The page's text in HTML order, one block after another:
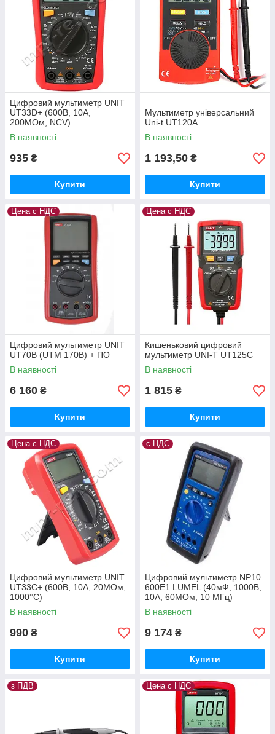
Цифровий мультиметр UNIT
UT33D+ (600В, 10А,
200МОм, NCV)
В наявності
935 ₴
Купити
Мультиметр універсальний
Uni-t UT120A
В наявності
1 193,50 ₴
Купити
Цена с НДС
Цифровий мультиметр UNIT
UT70B (UTM 170B) + ПО
В наявності
6 160 ₴
Купити
Цена с НДС
Кишеньковий цифровий
мультиметр UNI-T UT125C
В наявності
1 815 ₴
Купити
Цена с НДС
Цифровий мультиметр UNIT
UT33C+ (600В, 10А, 20МОм,
1000°C)
В наявності
990 ₴
Купити
с НДС
Цифровий мультиметр NP10
600E1 LUMEL (40мФ, 1000В,
10А, 60МОм, 10 МГц)
Польща з ПДВ
В наявності
9 174 ₴
Купити
з ПДВ Цена с НДС